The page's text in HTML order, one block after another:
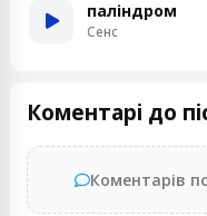
паліндром
Сенс
Коментарі до
Коментарів